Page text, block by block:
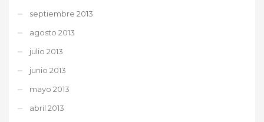
septiembre 2013
agosto 2013
julio 2013
junio 2013
mayo 2013
abril 2013